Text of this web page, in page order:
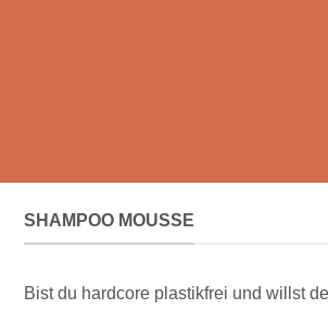
SHAMPOO MOUSSE
Bist du hardcore plastikfrei und willst